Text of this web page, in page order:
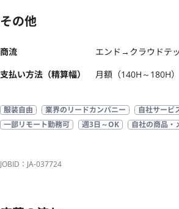
その他
商流
エンド→クラウドテ
支払い方法（精算幅）
月額（140H～180H）
服装自由 業界のリードカンパニー
自社サービ
一部リモート勤務可
週3日～OK 自社の商品・
JOBID：JA-037724